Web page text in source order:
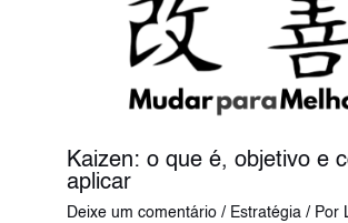
Kaizen: o que é, objetivo e
aplicar
Deixe um comentário / Estratégia / Por